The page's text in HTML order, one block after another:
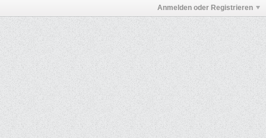
Anmelden oder Registrieren